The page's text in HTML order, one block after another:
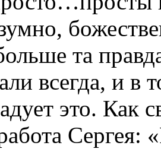
та
всегда, и в
это. Как
Сергея: